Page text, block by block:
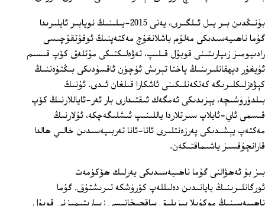
بۇنىڭدىن بىر يىل ئىلگىرى، يەنى 2015-يىلىنىڭ نويابىر ئايلىرىدا
گۇما ناھىيەسىدىكى مەلۇم باشلانغۇچ مەكتەپنىڭ ئوقۇتقۇچىسى
رادىيومىز زىيارىتىنى قوبۇل قىلىپ، تەۋەلىكتىكى مۇتلەق كۆپ قىسىم
ئۇيغۇر دېھقانلىرىنىڭ پاختا تېرىش ئۈچۈن ئاقسۇدىكى بىڭتۇەننىڭ
كېۋەزلىكلىرىگە كەتكەنلىكىنى ئاشكارا قىلغان ئىدى. ئۇنىڭ
بىلدۈرۈشىچە، يېزىدىكى ئەمگەك ئىقتىدارى بار ئەر-ئاياللارنىڭ كۆپ
قىسمى ئاي-ئايلاپ سىرتلاردا ياللىنىپ ئىشلىگەچكە، ئۇلارنىڭ
مەكتەپ يېشىدىكى پەرزەنتلىرى ئاتا-ئانا تەربىيەسىدىن خالىي ھالدا
قارانچۇقسىز ياشىماقتىكەن.
بىز بۇ ئەھۋالنى گۇما ناھىيەسىدىكى يەرلىك ھۆكۈمەت
ئورگانلىرىنىڭ بايانىدىن دەلىللەپ كۆرۈشكە تىرىشتۇق. گۇما